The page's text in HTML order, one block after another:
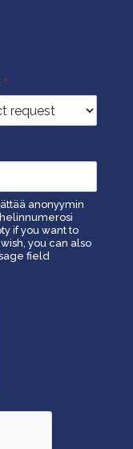
*
anonyymin
if you want to
you can also
field